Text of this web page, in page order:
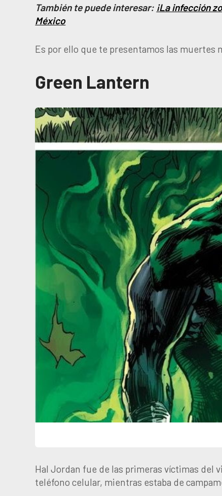
También te puede interesar: ¡La infección
México
Es por ello que te presentamos las muertes
Green Lantern
Hal Jordan fue de las primeras víctimas del
teléfono celular, mientras estaba de